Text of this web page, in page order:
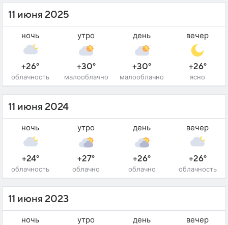
11 июня 2025
ночь
+26°
облачность
утро
+30°
малооблачно
день
+30°
малооблачно
вечер
+26°
ясно
11 июня 2024
ночь
+24°
облачность
утро
+27°
облачно
день
+26°
облачно
вечер
+26°
облачность
11 июня 2023
ночь утро день вечер